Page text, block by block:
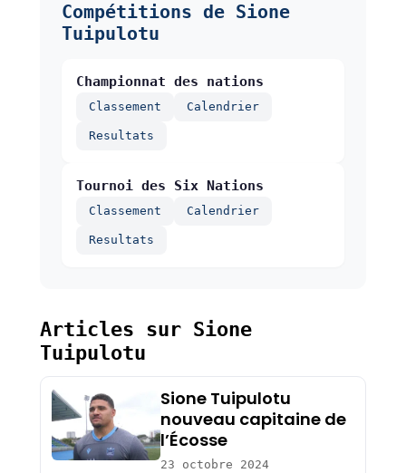
Compétitions de Sione
Tuipulotu
Championnat des nations
Classement Calendrier
Resultats
Tournoi des Six Nations
Classement Calendrier
Resultats
Articles sur Sione
Tuipulotu
Sione Tuipulotu
nouveau capitaine de
l’Écosse
23 octobre 2024